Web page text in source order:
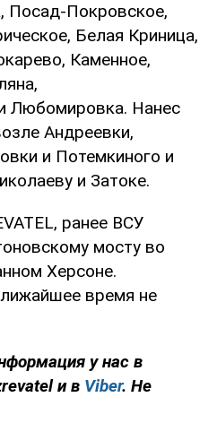
Посад-Покровское,
Белая Криница,
Каменное,
Любомировка. Нанес
Андреевки,
и Потемкиного и
и Затоке.
ранее ВСУ
мосту во
Херсоне.
время не
у нас в
и в Viber. Не